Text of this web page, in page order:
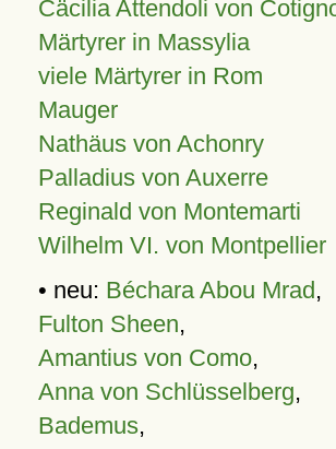
Cäcilia Attendoli von
Märtyrer in Massylia
viele Märtyrer in Rom
Mauger
Nathäus von Achonry
Palladius von Auxerre
Reginald von Montemarti
Wilhelm VI. von Montpellier
• neu: Béchara Abou Mrad,
Fulton Sheen,
Amantius von Como,
Anna von Schlüsselberg,
Bademus,